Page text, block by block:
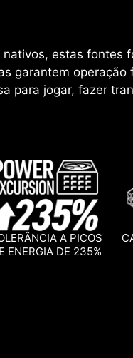
estas
garantem
para jogar, fazer
A PICOS
ENERGIA DE 235%